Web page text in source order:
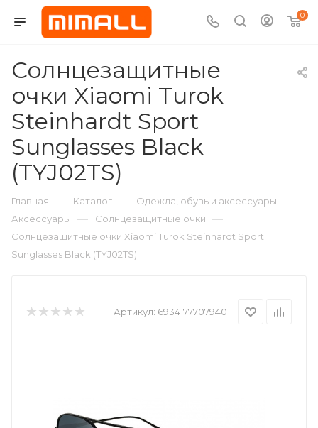
0
Солнцезащитные
очки Xiaomi Turok
Steinhardt Sport
Sunglasses Black
(TYJ02TS)
Главная — Каталог — Одежда, обувь и аксессуары —
Аксессуары — Солнцезащитные очки —
Солнцезащитные очки Xiaomi Turok Steinhardt Sport
Sunglasses Black (TYJ02TS)
Артикул: 6934177707940